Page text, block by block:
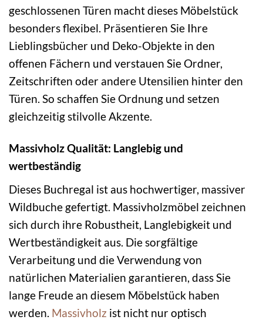
geschlossenen Türen macht dieses Möbelstück
besonders flexibel. Präsentieren Sie Ihre
Lieblingsbücher und Deko-Objekte in den
offenen Fächern und verstauen Sie Ordner,
Zeitschriften oder andere Utensilien hinter den
Türen. So schaffen Sie Ordnung und setzen
gleichzeitig stilvolle Akzente.
Massivholz Qualität: Langlebig und
wertbeständig
Dieses Buchregal ist aus hochwertiger, massiver
Wildbuche gefertigt. Massivholzmöbel zeichnen
sich durch ihre Robustheit, Langlebigkeit und
Wertbeständigkeit aus. Die sorgfältige
Verarbeitung und die Verwendung von
natürlichen Materialien garantieren, dass Sie
lange Freude an diesem Möbelstück haben
werden. Massivholz ist nicht nur optisch